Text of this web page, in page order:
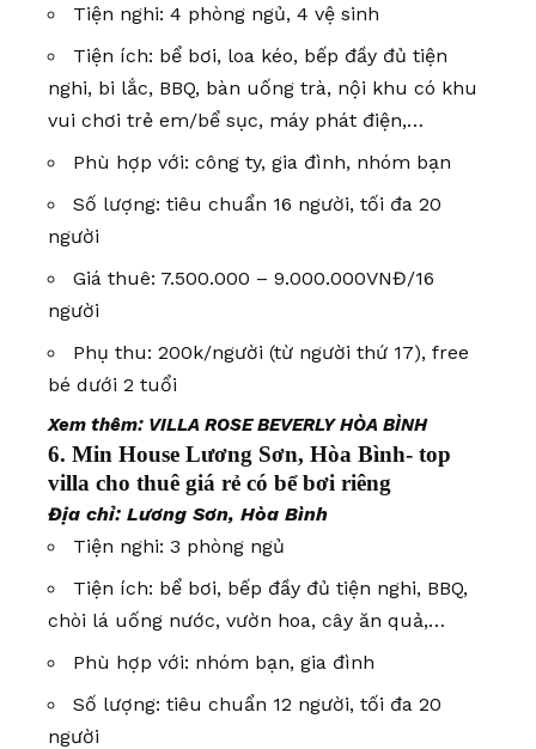
Tiện nghi: 4 phòng ngủ, 4 vệ sinh
Tiện ích: bể bơi, loa kéo, bếp đầy đủ tiện
nghi, bi lắc, BBQ, bàn uống trà, nội khu có khu
vui chơi trẻ em/bể sục, máy phát điện,…
Phù hợp với: công ty, gia đình, nhóm bạn
Số lượng: tiêu chuẩn 16 người, tối đa 20
người
Giá thuê: 7.500.000 – 9.000.000VNĐ/16
người
Phụ thu: 200k/người (từ người thứ 17), free
bé dưới 2 tuổi
Xem thêm: VILLA ROSE BEVERLY HÒA BÌNH
6. Min House Lương Sơn, Hòa Bình- top
villa cho thuê giá rẻ có bể bơi riêng
Địa chỉ: Lương Sơn, Hòa Bình
Tiện nghi: 3 phòng ngủ
Tiện ích: bể bơi, bếp đầy đủ tiện nghi, BBQ,
chòi lá uống nước, vườn hoa, cây ăn quả,…
Phù hợp với: nhóm bạn, gia đình
Số lượng: tiêu chuẩn 12 người, tối đa 20
người